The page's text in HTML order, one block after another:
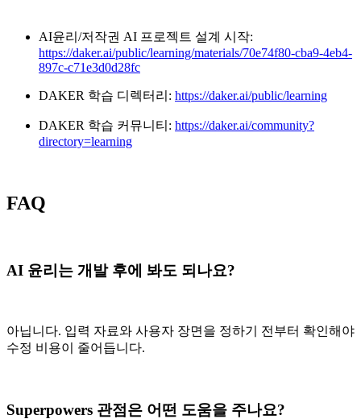
AI윤리/저작권 AI 프로젝트 설계 시작:
https://daker.ai/public/learning/materials/70e74f80-cba9-4eb4-
897c-c71e3d0d28fc
DAKER 학습 디렉터리: https://daker.ai/public/learning
DAKER 학습 커뮤니티: https://daker.ai/community?
directory=learning
FAQ
AI 윤리는 개발 후에 봐도 되나요?
아닙니다. 입력 자료와 사용자 장면을 정하기 전부터 확인해야
수정 비용이 줄어듭니다.
Superpowers 관점은 어떤 도움을 주나요?